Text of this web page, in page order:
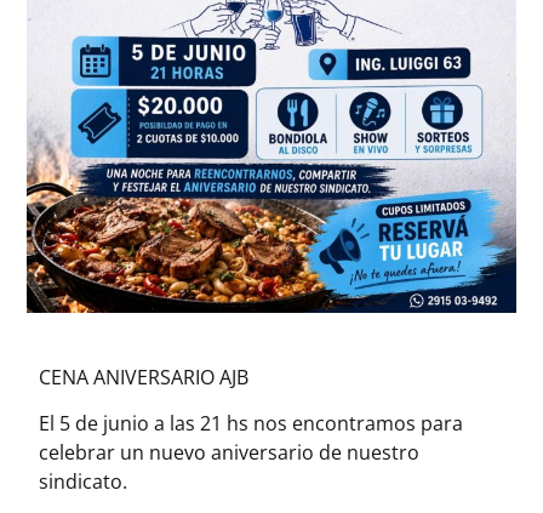
CENA ANIVERSARIO AJB
El 5 de junio a las 21 hs nos encontramos para
celebrar un nuevo aniversario de nuestro
sindicato.